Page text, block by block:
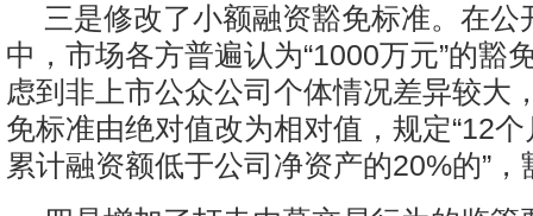
三是修改了小额融资豁免标准。在公
中，市场各方普遍认为“1000万元”的豁
虑到非上市公众公司个体情况差异较大
免标准由绝对值改为相对值，规定“12
累计融资额低于公司净资产的20%的”，